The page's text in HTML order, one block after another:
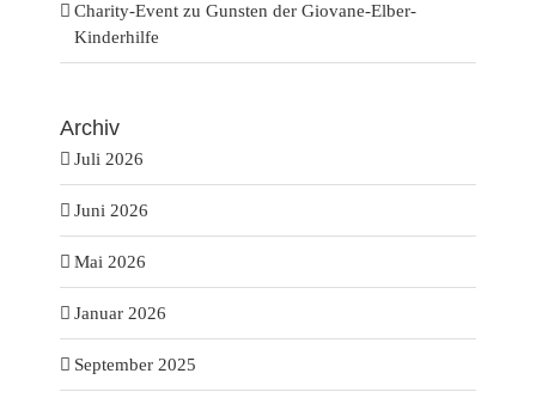
Charity-Event zu Gunsten der Giovane-Elber-
Kinderhilfe
Archiv
Juli 2026
Juni 2026
Mai 2026
Januar 2026
September 2025